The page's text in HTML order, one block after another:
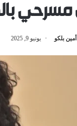
بلكو يونيو 9, 2025